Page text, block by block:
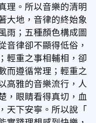
理。所以音樂的清明
大地，音律的終始象
雨；五種顏色構成圖
音律卻不顯得低俗，
輕重之事相輔相，卻
而遵循常理；輕重之
高雅的音樂流行，人
，眼睛看得真切，血
天下安寧。所以說「